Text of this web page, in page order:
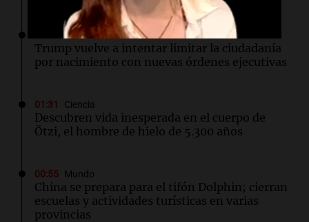
Mundo
Trump vuelve a intentar limitar la ciudadanía
por nacimiento con nuevas órdenes ejecutivas
01:31 Ciencia
Descubren vida inesperada en el cuerpo de
Ötzi, el hombre de hielo de 5.300 años
00:55 Mundo
China se prepara para el tifón Dolphin; cierran
escuelas y actividades turísticas en varias
provincias